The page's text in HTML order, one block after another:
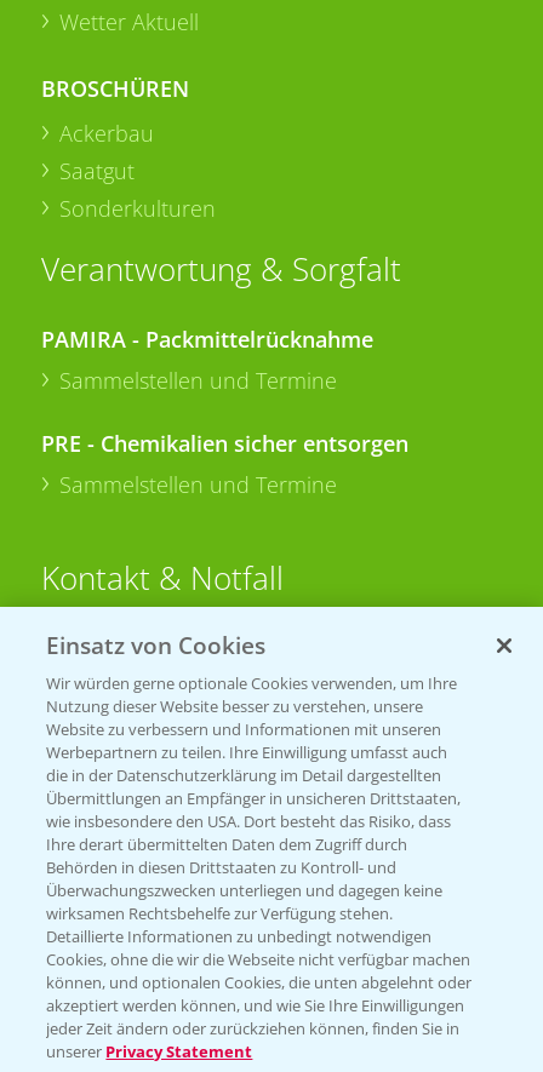
Wetter Aktuell
BROSCHÜREN
Ackerbau
Saatgut
Sonderkulturen
Verantwortung & Sorgfalt
PAMIRA - Packmittelrücknahme
Sammelstellen und Termine
PRE - Chemikalien sicher entsorgen
Sammelstellen und Termine
Kontakt & Notfall
Beratung auf WhatsApp
T.+49 (0)174 346 564 1
KONTAKT
Hilfe in Notfällen
T.+49 (0)214/30-20220
Folgen Sie uns
Einsatz von Cookies
Wir würden gerne optionale Cookies verwenden, um Ihre
Nutzung dieser Website besser zu verstehen, unsere
Website zu verbessern und Informationen mit unseren
Werbepartnern zu teilen. Ihre Einwilligung umfasst auch
die in der Datenschutzerklärung im Detail dargestellten
Übermittlungen an Empfänger in unsicheren Drittstaaten,
wie insbesondere den USA. Dort besteht das Risiko, dass
Ihre derart übermittelten Daten dem Zugriff durch
Behörden in diesen Drittstaaten zu Kontroll- und
Überwachungszwecken unterliegen und dagegen keine
wirksamen Rechtsbehelfe zur Verfügung stehen.
Detaillierte Informationen zu unbedingt notwendigen
Cookies, ohne die wir die Webseite nicht verfügbar machen
können, und optionalen Cookies, die unten abgelehnt oder
akzeptiert werden können, und wie Sie Ihre Einwilligungen
jeder Zeit ändern oder zurückziehen können, finden Sie in
unserer Privacy Statement